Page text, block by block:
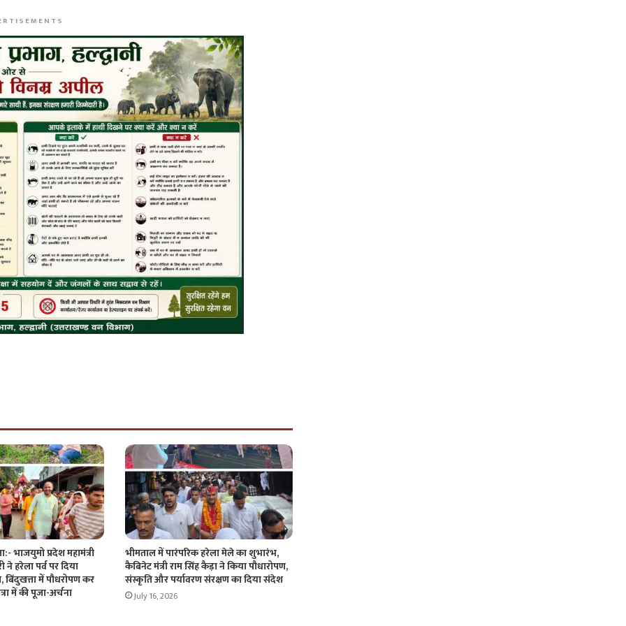
भाजयुमो प्रदेश महामंत्री
ने हरेला पर्व पर दिया
बिंदुखत्ता में पौधरोपण कर
में की पूजा-अर्चना
भीमताल में पारंपरिक हरेला मेले का शुभारंभ,
कैबिनेट मंत्री राम सिंह कैड़ा ने किया पौधारोपण,
संस्कृति और पर्यावरण संरक्षण का दिया संदेश
July 16, 2026